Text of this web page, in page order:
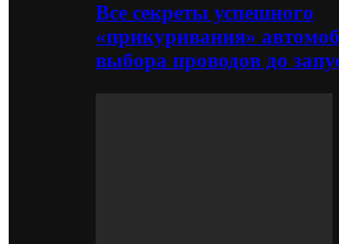
Все секреты успешного
«прикуривания»
выбора проводов до